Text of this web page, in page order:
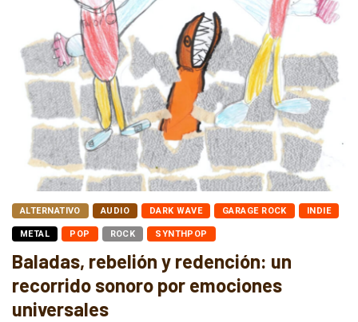
ALTERNATIVO AUDIO DARK WAVE GARAGE ROCK INDIE
METAL POP ROCK SYNTHPOP
Baladas, rebelión y redención: un
recorrido sonoro por emociones
universales